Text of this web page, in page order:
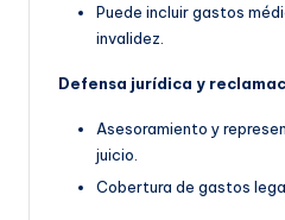
Puede incluir gastos
invalidez.
Defensa jurídica y
Asesoramiento y
juicio.
Cobertura de gastos